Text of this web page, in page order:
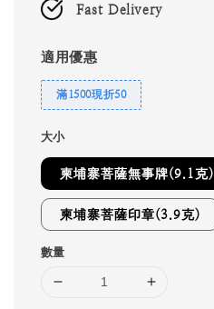
Fast Delivery
適用優惠
滿1500現折50
大小
柬埔寨菩薩無事牌(9.1克)
柬埔寨菩薩印章(3.9克)
數量